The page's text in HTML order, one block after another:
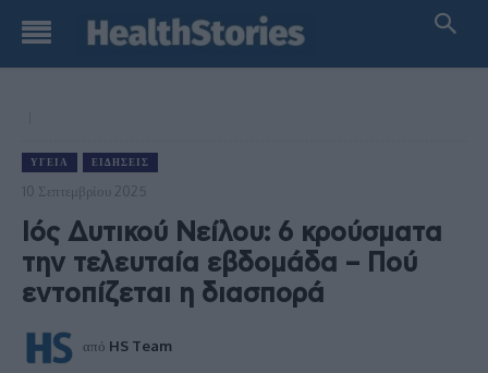
ΥΓΕΊΑ ΕΙΔΉΣΕΙΣ
10 Σεπτεμβρίου 2025
Ιός Δυτικού Νείλου: 6 κρούσματα
την τελευταία εβδομάδα – Πού
εντοπίζεται η διασπορά
από HS Team